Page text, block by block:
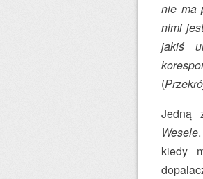
nie ma
nimi
jakiś
(
Jedną
Wesele
kiedy